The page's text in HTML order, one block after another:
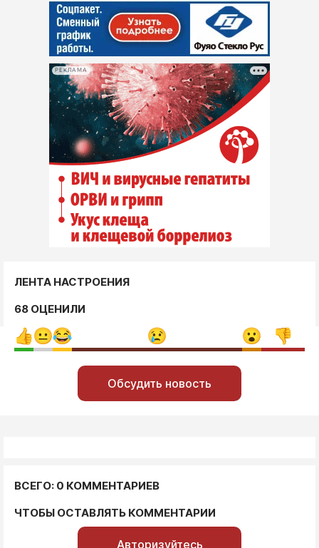
РЕКЛАМА
ЛЕНТА НАСТРОЕНИЯ
68 ОЦЕНИЛИ
Обсудить новость
ВСЕГО: 0 КОММЕНТАРИЕВ
ЧТОБЫ ОСТАВЛЯТЬ КОММЕНТАРИИ
Авторизуйтесь